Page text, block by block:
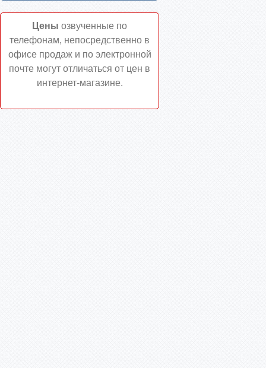
Цены озвученные по
телефонам, непосредственно в
офисе продаж и по электронной
почте могут отличаться от цен в
интернет-магазине.